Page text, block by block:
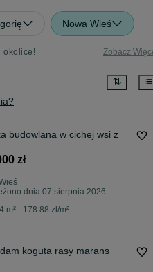
Nowa Wieś
okolice! Zobacz
budowlana w cichej wsi z
zł
dnia 07 sierpnia 2026
m² - 178.88 zł/m²
koguta rasy marans